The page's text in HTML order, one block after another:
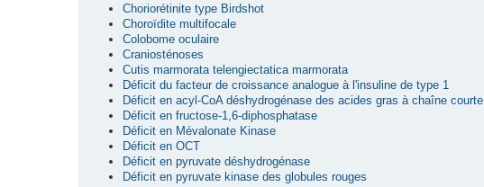
Choriorétinite type Birdshot
Choroïdite multifocale
Colobome oculaire
Craniosténoses
Cutis marmorata telengiectatica marmorata
Déficit du facteur de croissance analogue à l'insuline de type 1
Déficit en acyl-CoA déshydrogénase des acides gras à chaîne courte
Déficit en fructose-1,6-diphosphatase
Déficit en Mévalonate Kinase
Déficit en OCT
Déficit en pyruvate déshydrogénase
Déficit en pyruvate kinase des globules rouges